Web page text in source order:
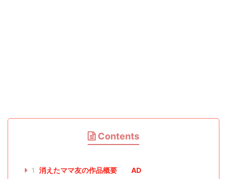
Contents
1 消えたママ友の作品概要 AD